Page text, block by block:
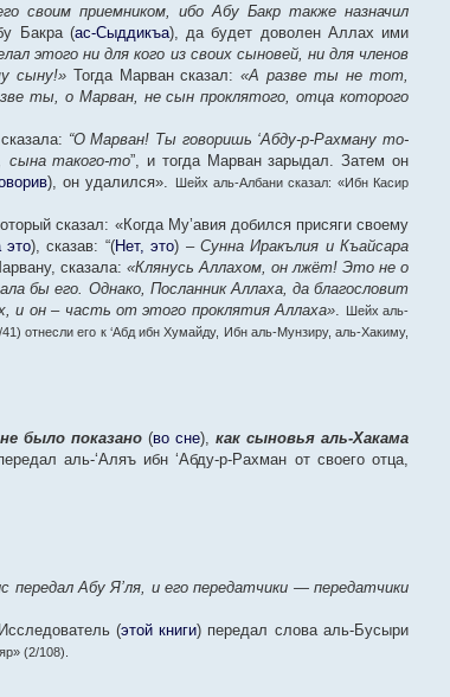
своим приемником, ибо Абу Бакр также назначил
Бакра (ас-Сыддикъа), да будет доволен Аллах ими
этого ни для кого из своих сыновей, ни для членов
сыну!»Тогда Марван сказал:«А разве ты не тот,
ты, о Марван, не сын проклятого, отца которого
“О Марван! Ты говоришь ‘Абду-р-Рахману то-
сына такого-то”, и тогда Марван зарыдал. Затем он
), он удалился».
Шейх аль-Албани сказал: «Ибн Касир
сказал: «Когда Му’авия добился присяги своему
это), сказав: “(Нет, это) – Сунна Иракълия и Къайсара
сказала: «Клянусь Аллахом, он лжёт! Это не о
бы его. Однако, Посланник Аллаха, да благословит
и он – часть от этого проклятия Аллаха»
Шейх аль-
отнесли его к ‘Абд ибн Хумайду, Ибн аль-Мунзиру, аль-Хакиму,
было показано(во сне), как сыновья аль-Хакама
аль-‘Аляъ ибн ‘Абду-р-Рахман от своего отца,
передал Абу Я’ля, и его передатчики — передатчики
Исследователь (этой книги) передал слова аль-Бусыри
(2/108).